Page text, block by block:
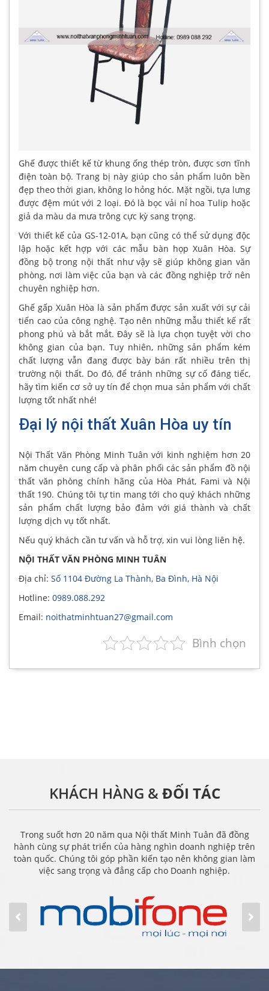
Ghế được thiết kế từ khung ống thép tròn, được sơn tĩnh
điện toàn bộ. Trang bị này giúp cho sản phẩm luôn bền
đẹp theo thời gian, không lo hỏng hóc. Mặt ngồi, tựa lưng
được đệm mút với 2 loại. Đó là bọc vải nỉ hoa Tulip hoặc
giả da màu da mưa trông cực kỳ sang trọng.
Với thiết kế của GS-12-01A, bạn cũng có thể sử dụng độc
lập hoặc kết hợp với các mẫu bàn họp Xuân Hòa. Sự
đồng bộ trong nội thất như vậy sẽ giúp không gian văn
phòng, nơi làm việc của bạn và các đồng nghiệp trở nên
chuyên nghiệp hơn.
Ghế gấp Xuân Hòa là sản phẩm được sản xuất với sự cải
tiến cao của công nghệ. Tạo nên những mẫu thiết kế rất
phong phú và bắt mắt. Đây sẽ là lựa chọn tuyệt vời cho
không gian của bạn. Tuy nhiên, những sản phẩm kém
chất lượng vẫn đang được bày bán rất nhiều trên thị
trường nội thất. Do đó, để tránh những sự cố đáng tiếc,
hãy tìm kiến cơ sở uy tín để chọn mua sản phẩm với chất
lượng tốt nhất nhé!
Đại lý nội thất Xuân Hòa uy tín
Nội Thất Văn Phòng Minh Tuân với kinh nghiệm hơn 20
năm chuyên cung cấp và phân phối các sản phẩm đồ nội
thất văn phòng chính hãng của Hòa Phát, Fami và Nội
thất 190. Chúng tôi tự tin mang tới cho quý khách những
sản phẩm chất lượng bảo đảm với giá thành và chất
lượng dịch vụ tốt nhất.
Nếu quý khách cần tư vấn và hỗ trợ, xin vui lòng liên hệ.
NỘI THẤT VĂN PHÒNG MINH TUÂN
Địa chỉ: Số 1104 Đường La Thành, Ba Đình, Hà Nội
Hotline: 0989.088.292
Email: noithatminhtuan27@gmail.com
Bình chọn
KHÁCH HÀNG &ĐỐI TÁC
Trong suốt hơn 20 năm qua Nội thất Minh Tuân đã đồng
hành cùng sự phát triển của hàng nghìn doanh nghiệp trên
toàn quốc. Chúng tôi góp phần kiến tạo nên không gian làm
việc sang trọng và đẳng cấp cho Doanh nghiệp.